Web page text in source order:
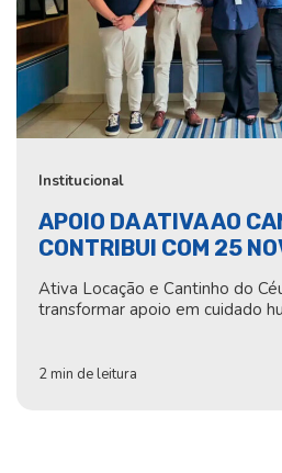
Institucional
APOIO DA ATIVA AO
CONTRIBUI COM 25
Ativa Locação e Cantinho do
transformar apoio em cuidado
2 min de leitura